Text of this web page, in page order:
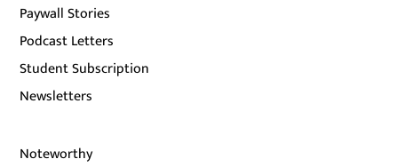
Paywall Stories
Podcast Letters
Student Subscription
Newsletters
Noteworthy